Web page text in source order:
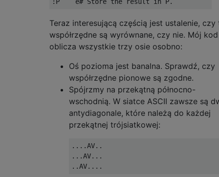
Teraz interesującą częścią jest ustalenie, czy
współrzędne są wyrównane, czy nie. Mój kod
oblicza wszystkie trzy osie osobno:
Oś pozioma jest banalna. Sprawdź, czy
współrzędne pionowe są zgodne.
Spójrzmy na przekątną północno-
wschodnią. W siatce ASCII zawsze są
antydiagonale, które należą do każdej
przekątnej trójsiatkowej:
....AV..
...AV...